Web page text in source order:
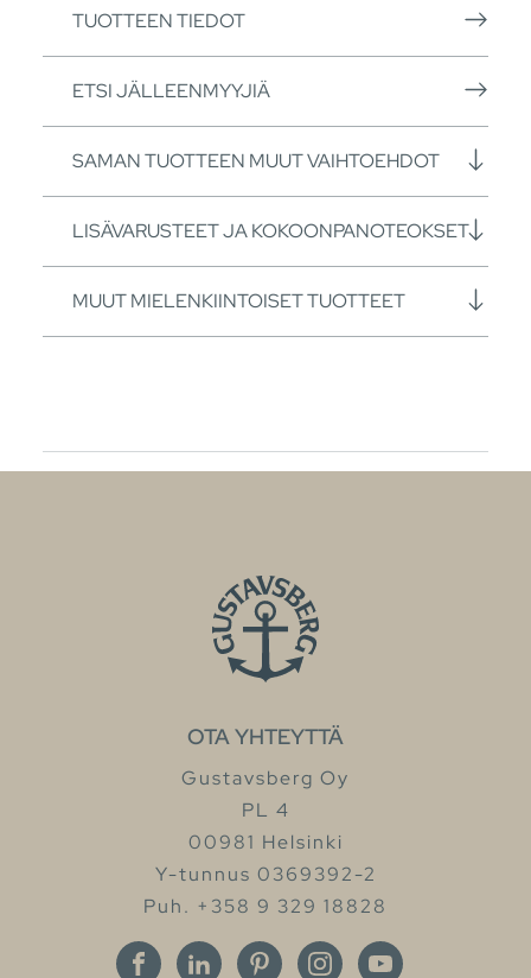
TUOTTEEN TIEDOT
ETSI JÄLLEENMYYJIÄ
SAMAN TUOTTEEN MUUT VAIHTOEHDOT
LISÄVARUSTEET JA KOKOONPANOTEOKSET
MUUT MIELENKIINTOISET TUOTTEET
OTA YHTEYTTÄ
Gustavsberg Oy
PL 4
00981 Helsinki
Y-tunnus 0369392-2
Puh. +358 9 329 18828